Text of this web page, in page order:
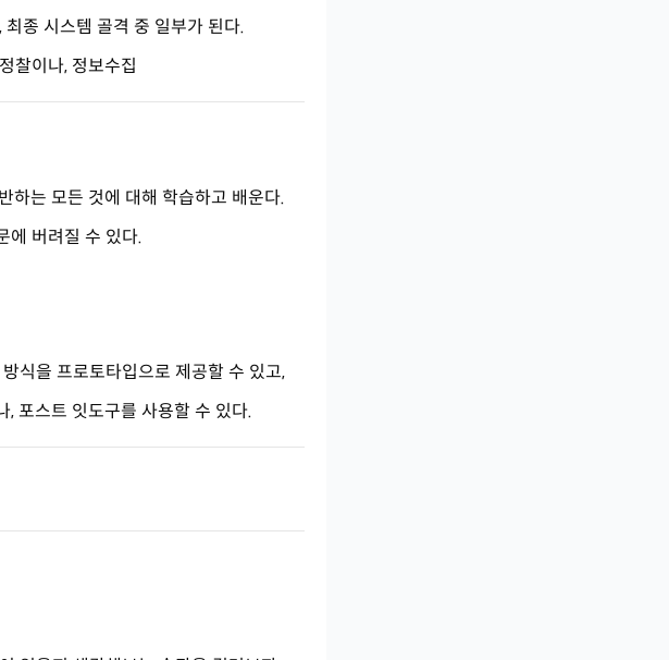
종 시스템 골격 중 일부가 된다.
찰이나, 정보수집
하는 모든 것에 대해 학습하고 배운다.
에 버려질 수 있다.
식을 프로토타입으로 제공할 수 있고,
포스트 잇도구를 사용할 수 있다.